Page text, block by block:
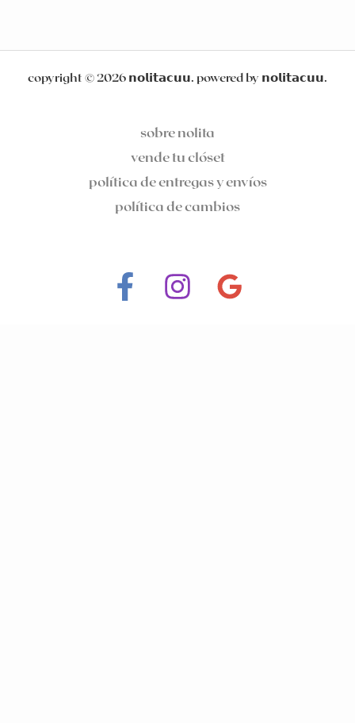
copyright © 2026 𝗻𝗼𝗹𝗶𝘁𝗮𝗰𝘂𝘂. powered by 𝗻𝗼𝗹𝗶𝘁𝗮𝗰𝘂𝘂.
sobre nolita
vende tu clóset
política de entregas y envíos
política de cambios